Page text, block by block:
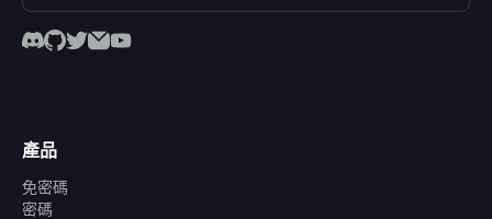
產品
免密碼
密碼